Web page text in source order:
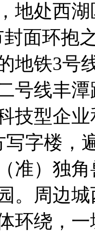
地处西
面环抱
地铁3号
号线丰
技型企
写字楼，
准）独
。周边
环绕，